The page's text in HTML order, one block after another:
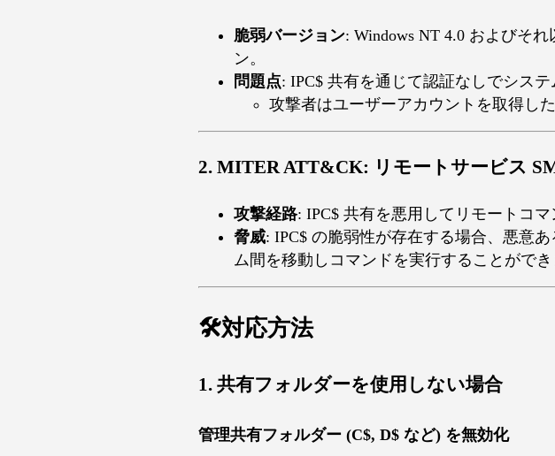
脆弱バージョン: Windows NT 4.0 およびそ
ン。
問題点: IPC$ 共有を通じて認証なしでシステ
攻撃者はユーザーアカウントを取得し
2. MITER ATT&CK: リモートサービス
攻撃経路: IPC$ 共有を悪用してリモートコ
脅威: IPC$ の脆弱性が存在する場合、悪意
ム間を移動しコマンドを実行することができ
🛠️対応方法
1. 共有フォルダーを使用しない場合
管理共有フォルダー (C$, D$ など) を無効化